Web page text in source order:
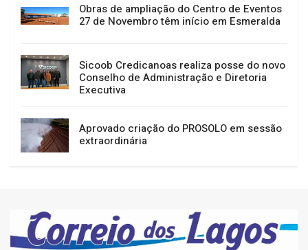
Obras de ampliação do Centro de Eventos
27 de Novembro têm início em Esmeralda
Sicoob Credicanoas realiza posse do novo
Conselho de Administração e Diretoria
Executiva
Aprovado criação do PROSOLO em sessão
extraordinária